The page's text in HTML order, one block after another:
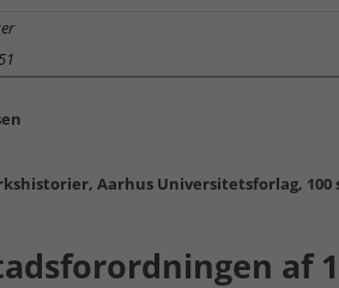
Aarhus Universitetsforlag, 100
af